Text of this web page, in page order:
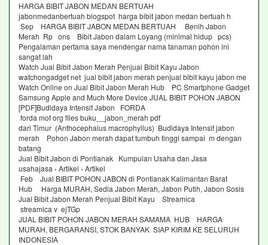
HARGA BIBIT JABON MEDAN BERTUAH
jabonmedanbertuah blogspot harga bibit jabon medan bertuah h
Sep HARGA BIBIT JABON MEDAN BERTUAH Benih Jabon
Merah Rp ons Bibit Jabon dalam Loyang (minimal hidup pcs)
Pengalaman pertama saya mendengar nama tanaman pohon ini
sangat lah
Watch Jual Bibit Jabon Merah Penjual Bibit Kayu Jabon
watchongadget net jual bibit jabon merah penjual bibit kayu jabon me
Watch Online on Jual Bibit Jabon Merah Hub PC Smartphone Gadget
Samsung Apple and Much More Device JUAL BIBIT POHON JABON
[PDF]Budidaya Intensif Jabon FORDA
forda mof org files buku__jabon_merah pdf
dari Timur (Anthocephalus macrophyllus) Budidaya Intensif jabon
merah Pohon Jabon merah dapat tumbuh tinggi sampai m dengan
batang
Jual Bibit Jabon di Pontianak Kumpulan Usaha dan Jasa
usahajasa › Artikel › Artikel
Feb Jual BIBIT POHON JABON di Pontianak Kalimantan Barat
Hub Harga MURAH, Sedia Jabon Merah, Jabon Putih, Jabon Sosis
Jual Bibit Jabon Merah Penjual Bibit Kayu Streamica
streamica v ejTGp
JUAL BIBIT POHON JABON MERAH SAMAMA HUB HARGA
MURAH, BERGARANSI, STOK BANYAK SIAP KIRIM KE SELURUH
INDONESIA